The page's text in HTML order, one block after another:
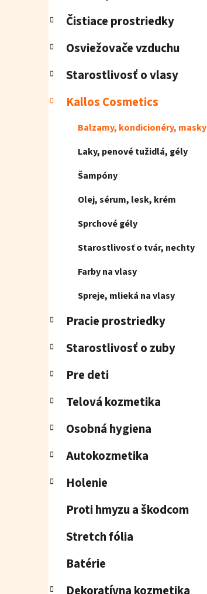
Čistiace prostriedky
Osviežovače vzduchu
Starostlivosť o vlasy
Kallos Cosmetics
Balzamy, kondicionéry, masky
Laky, penové tužidlá, gély
Šampóny
Olej, sérum, lesk, krém
Sprchové gély
Starostlivosť o tvár, nechty
Farby na vlasy
Spreje, mlieká na vlasy
Pracie prostriedky
Starostlivosť o zuby
Pre deti
Telová kozmetika
Osobná hygiena
Autokozmetika
Holenie
Proti hmyzu a škodcom
Stretch fólia
Batérie